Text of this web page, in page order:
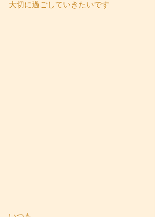
大切に過ごしていきたいです